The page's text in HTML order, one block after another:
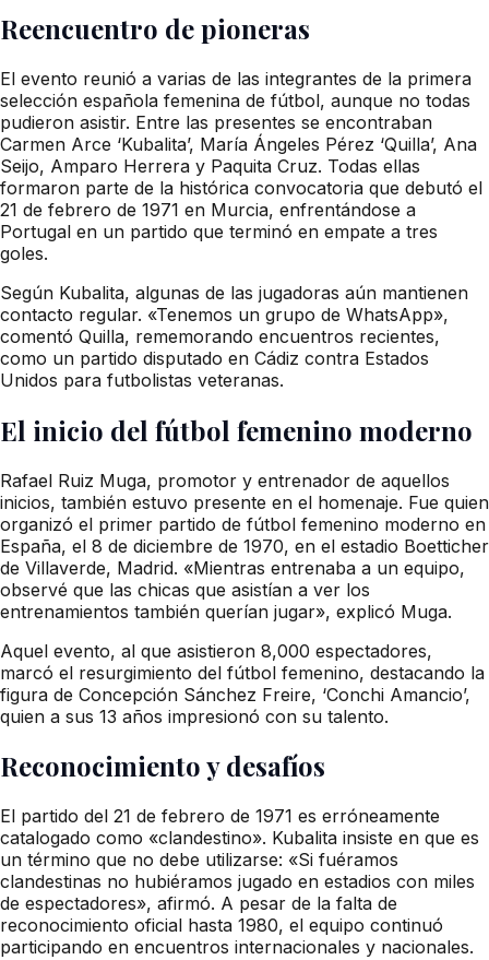
Reencuentro de pioneras
El evento reunió a varias de las integrantes de la primera
selección española femenina de fútbol, aunque no todas
pudieron asistir. Entre las presentes se encontraban
Carmen Arce ‘Kubalita’, María Ángeles Pérez ‘Quilla’, Ana
Seijo, Amparo Herrera y Paquita Cruz. Todas ellas
formaron parte de la histórica convocatoria que debutó el
21 de febrero de 1971 en Murcia, enfrentándose a
Portugal en un partido que terminó en empate a tres
goles.
Según Kubalita, algunas de las jugadoras aún mantienen
contacto regular. «Tenemos un grupo de WhatsApp»,
comentó Quilla, rememorando encuentros recientes,
como un partido disputado en Cádiz contra Estados
Unidos para futbolistas veteranas.
El inicio del fútbol femenino moderno
Rafael Ruiz Muga, promotor y entrenador de aquellos
inicios, también estuvo presente en el homenaje. Fue quien
organizó el primer partido de fútbol femenino moderno en
España, el 8 de diciembre de 1970, en el estadio Boetticher
de Villaverde, Madrid. «Mientras entrenaba a un equipo,
observé que las chicas que asistían a ver los
entrenamientos también querían jugar», explicó Muga.
Aquel evento, al que asistieron 8,000 espectadores,
marcó el resurgimiento del fútbol femenino, destacando la
figura de Concepción Sánchez Freire, ‘Conchi Amancio’,
quien a sus 13 años impresionó con su talento.
Reconocimiento y desafíos
El partido del 21 de febrero de 1971 es erróneamente
catalogado como «clandestino». Kubalita insiste en que es
un término que no debe utilizarse: «Si fuéramos
clandestinas no hubiéramos jugado en estadios con miles
de espectadores», afirmó. A pesar de la falta de
reconocimiento oficial hasta 1980, el equipo continuó
participando en encuentros internacionales y nacionales.